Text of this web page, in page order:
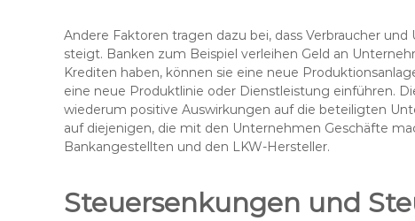
Andere Faktoren tragen dazu bei, dass Verbraucher
steigt. Banken zum Beispiel verleihen Geld an
Krediten haben, können sie eine neue
eine neue Produktlinie oder Dienstleistung einführen.
wiederum positive Auswirkungen auf die beteiligten
auf diejenigen, die mit den Unternehmen Geschäfte
Bankangestellten und den LKW-Hersteller.
Steuersenkungen und